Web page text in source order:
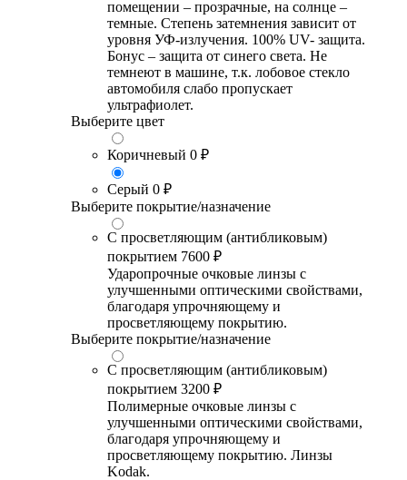
помещении – прозрачные, на солнце –
темные. Степень затемнения зависит от
уровня УФ-излучения. 100% UV- защита.
Бонус – защита от синего света. Не
темнеют в машине, т.к. лобовое стекло
автомобиля слабо пропускает
ультрафиолет.
Выберите цвет
Коричневый 0 ₽
Серый 0 ₽
Выберите покрытие/назначение
С просветляющим (антибликовым)
покрытием 7600 ₽
Ударопрочные очковые линзы с
улучшенными оптическими свойствами,
благодаря упрочняющему и
просветляющему покрытию.
Выберите покрытие/назначение
С просветляющим (антибликовым)
покрытием 3200 ₽
Полимерные очковые линзы с
улучшенными оптическими свойствами,
благодаря упрочняющему и
просветляющему покрытию. Линзы
Kodak.